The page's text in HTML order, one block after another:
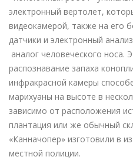
электронный вертолет,
видеокамерой, также на его
датчики и электронный
аналог человеческого носа.
распознавание запаха
инфракрасной камеры
марихуаны на высоте в
зависимо от расположения
плантация или же обычный
«Канначопер» изготовили в
местной полиции.